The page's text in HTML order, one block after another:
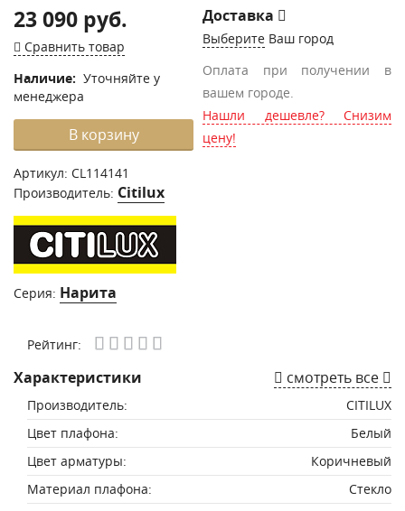
23 090 руб.
Сравнить товар
Наличие: Уточняйте у
менеджера
В корзину
Артикул: CL114141
Производитель: Citilux
Серия: Нарита
Доставка
Выберите Ваш город
Оплата при получении в
вашем городе.
Нашли дешевле? Снизим
цену!
Рейтинг:
Характеристики смотреть все
Производитель:
CITILUX
Цвет плафона:
Белый
Цвет арматуры:
Коричневый
Материал плафона:
Стекло